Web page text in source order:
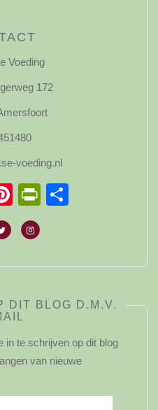
Voeding
172
voeding.nl
Pinterest
DIT BLOG D.M.V.
in te schrijven op dit blog
van nieuwe